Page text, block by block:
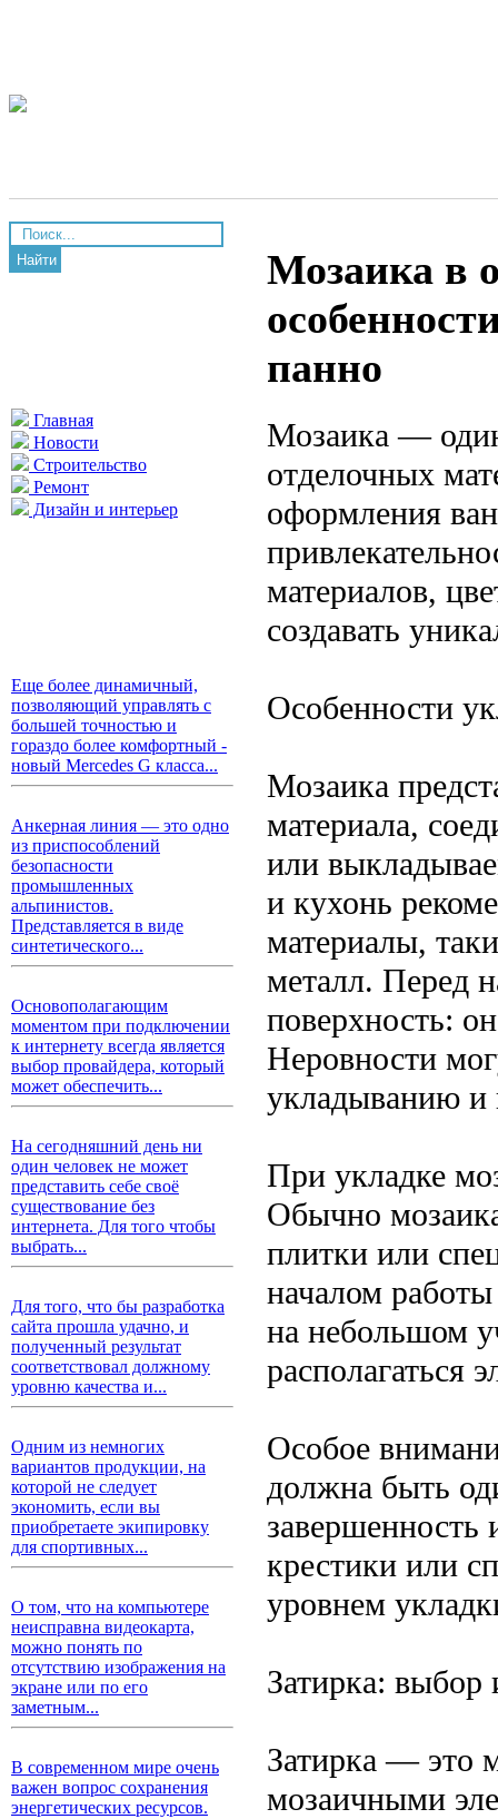
Найти
Главная
Новости
Строительство
Ремонт
Дизайн и интерьер
Еще более динамичный,
позволяющий управлять с
большей точностью и
гораздо более комфортный -
новый Mercedes G класса...
Анкерная линия — это одно
из приспособлений
безопасности
промышленных
альпинистов.
Представляется в виде
синтетического...
Основополагающим
моментом при подключении
к интернету всегда является
выбор провайдера, который
может обеспечить...
На сегодняшний день ни
один человек не может
представить себе своё
существование без
интернета. Для того чтобы
выбрать...
Для того, что бы разработка
сайта прошла удачно, и
полученный результат
соответствовал должному
уровню качества и...
Одним из немногих
вариантов продукции, на
которой не следует
экономить, если вы
приобретаете экипировку
для спортивных...
О том, что на компьютере
неисправна видеокарта,
можно понять по
отсутствию изображения на
экране или по его
заметным...
В современном мире очень
важен вопрос сохранения
энергетических ресурсов.
Мозаика в
панно
Мозаика —
отделочных
оформления
материалов,
создавать
Особенности
Мозаика
материала,
или
и кухонь
материалы,
металл. Перед
поверхность:
Неровности
укладыванию и
При укладке
Обычно
плитки или
началом
на небольшом
располагаться
Особое
должна быть
завершенность
крестики или
уровнем
Затирка: выбор
Затирка — это
мозаичными